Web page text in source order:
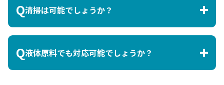
清掃は可能でしょうか？
オプションとして各部を取り外し式にすることで清
掃が可能です。
液体原料でも対応可能でしょうか？
カスタマイズで対応可能です。